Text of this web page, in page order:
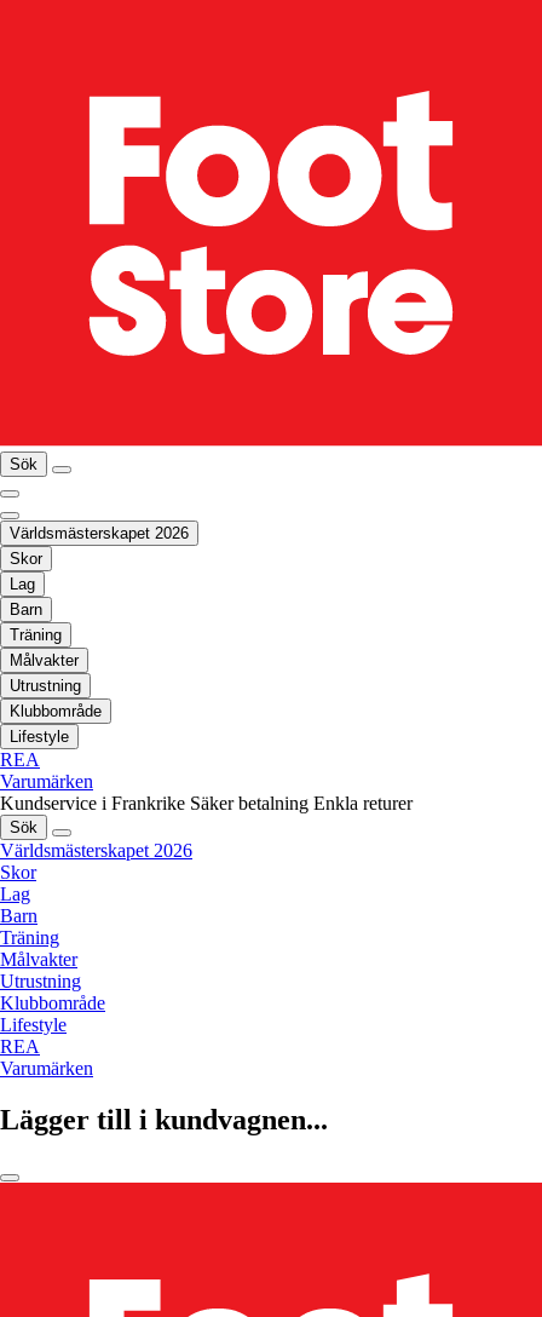
Sök
Världsmästerskapet 2026
Skor
Lag
Barn
Träning
Målvakter
Utrustning
Klubbområde
Lifestyle
REA
Varumärken
Kundservice i Frankrike Säker betalning Enkla returer
Sök
Världsmästerskapet 2026
Skor
Lag
Barn
Träning
Målvakter
Utrustning
Klubbområde
Lifestyle
REA
Varumärken
Lägger till i kundvagnen...